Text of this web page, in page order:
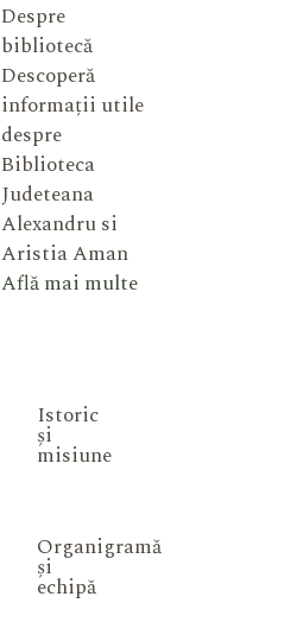
Despre
bibliotecă
Descoperă
informații utile
despre
Biblioteca
Judeteana
Alexandru si
Aristia Aman
Află mai multe
Istoric
și
misiune
Organigramă
și
echipă